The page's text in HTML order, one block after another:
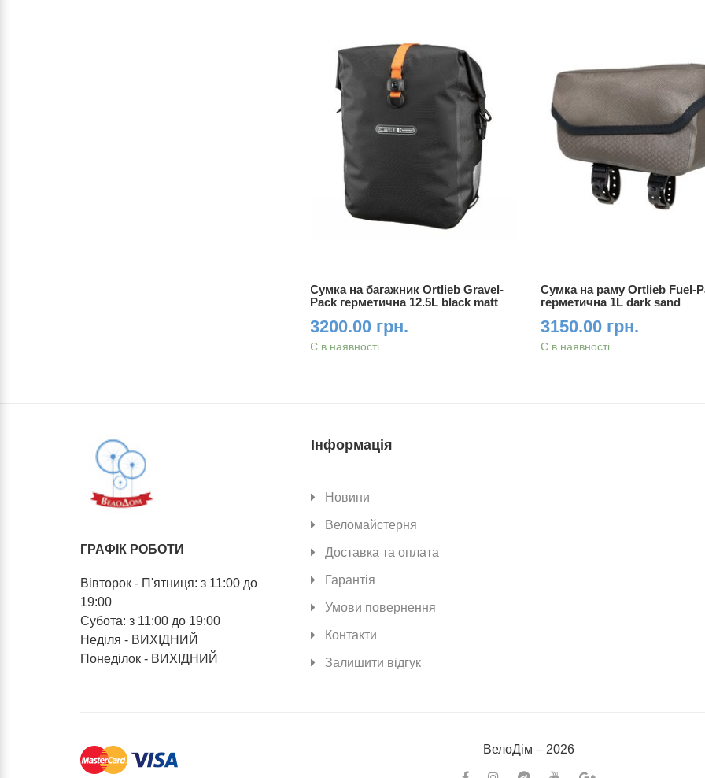
Сумка на багажник Ortlieb Gravel-
Pack герметична 12.5L black matt
3200.00 грн.
Є в наявності
Сумка на раму Ortlieb Fuel-
герметична 1L dark sand
3150.00 грн.
Є в наявності
ГРАФІК РОБОТИ
Вівторок - П'ятниця: з 11:00 до
19:00
Субота: з 11:00 до 19:00
Неділя - ВИХІДНИЙ
Понеділок - ВИХІДНИЙ
Інформація
Новини
Веломайстерня
Доставка та оплата
Гарантія
Умови повернення
Контакти
Залишити відгук
ВелоДiм – 2026